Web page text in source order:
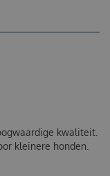
kwaliteit.
kleinere honden.